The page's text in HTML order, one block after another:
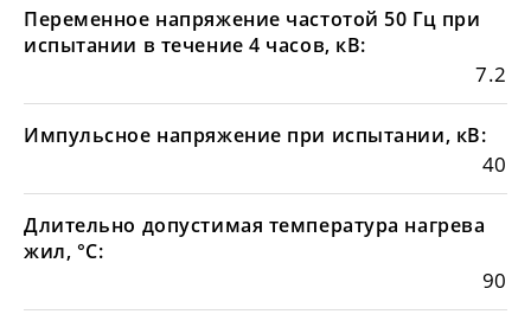
Переменное напряжение частотой 50 Гц при
испытании в течение 4 часов, кВ:
7.2
Импульсное напряжение при испытании, кВ:
40
Длительно допустимая температура нагрева
жил, °С:
90